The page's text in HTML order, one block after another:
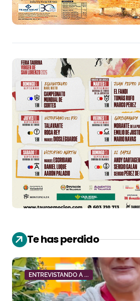
Te has perdido
ENTREVISTANDO A ...